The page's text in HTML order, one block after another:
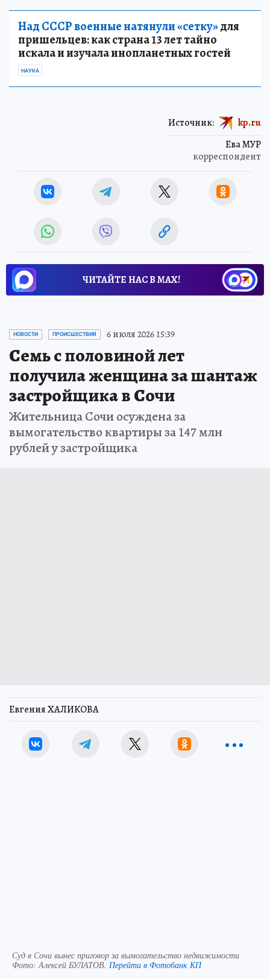
Над СССР военные натянули «сетку»для
пришельцев: как страна 13 лет тайно
искала и изучала инопланетных гостей
НАУКА
Ева МУР
корреспондент
Источник: kp.ru
ЧИТАЙТЕ НАС В МАХ!
НОВОСТИ ПРОИСШЕСТВИЯ 6 июля 2026 15:39
Семь с половиной лет
получила женщина за шантаж
застройщика в Сочи
Жительница Сочи осуждена за
вымогательство квартиры за 147 млн
рублей у застройщика
Евгения ХАЛИКОВА
Суд в Сочи вынес приговор за вымогательство недвижимости
Фото: Алексей БУЛАТОВ. Перейти в Фотобанк КП